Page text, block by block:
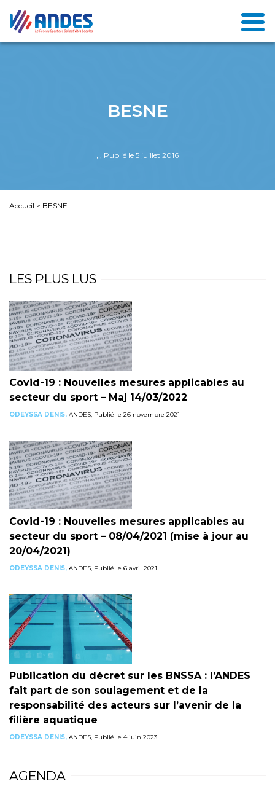
BESNE
, , Publié le 5 juillet 2016
Accueil > BESNE
LES PLUS LUS
Covid-19 : Nouvelles mesures applicables au
secteur du sport – Maj 14/03/2022
ODEYSSA DENIS, ANDES, Publié le 26 novembre 2021
Covid-19 : Nouvelles mesures applicables au
secteur du sport – 08/04/2021 (mise à jour au
20/04/2021)
ODEYSSA DENIS, ANDES, Publié le 6 avril 2021
Publication du décret sur les BNSSA : l’ANDES
fait part de son soulagement et de la
responsabilité des acteurs sur l’avenir de la
filière aquatique
ODEYSSA DENIS, ANDES, Publié le 4 juin 2023
AGENDA